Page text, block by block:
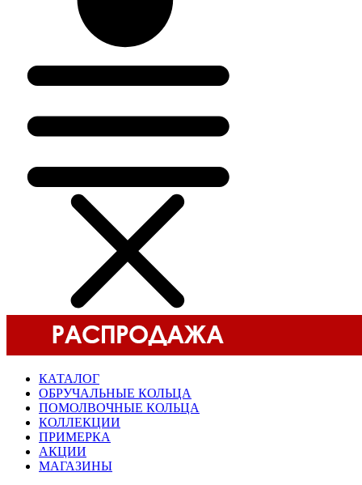
КАТАЛОГ
ОБРУЧАЛЬНЫЕ КОЛЬЦА
ПОМОЛВОЧНЫЕ КОЛЬЦА
КОЛЛЕКЦИИ
ПРИМЕРКА
АКЦИИ
МАГАЗИНЫ